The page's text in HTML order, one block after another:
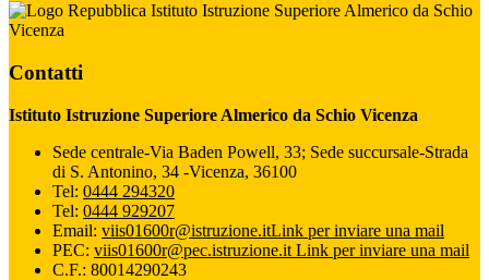
Istituto Istruzione Superiore Almerico da Schio
Vicenza
Contatti
Istituto Istruzione Superiore Almerico da Schio Vicenza
Sede centrale-Via Baden Powell, 33; Sede succursale-Strada
di S. Antonino, 34 -Vicenza, 36100
Tel: 0444 294320
Tel: 0444 929207
Email: viis01600r@istruzione.itLink per inviare una mail
PEC: viis01600r@pec.istruzione.it Link per inviare una mail
C.F.: 80014290243